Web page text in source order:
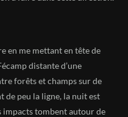
en me mettant en tête de
distante d’une
forêts et champs sur de
de peu la ligne, la nuit est
impacts tombent autour de